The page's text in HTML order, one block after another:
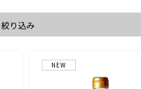
絞り込み
NEW